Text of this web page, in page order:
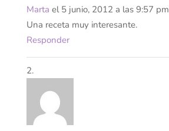
Marta el 5 junio, 2012 a las 9:57 pm
Una receta muy interesante.
Responder